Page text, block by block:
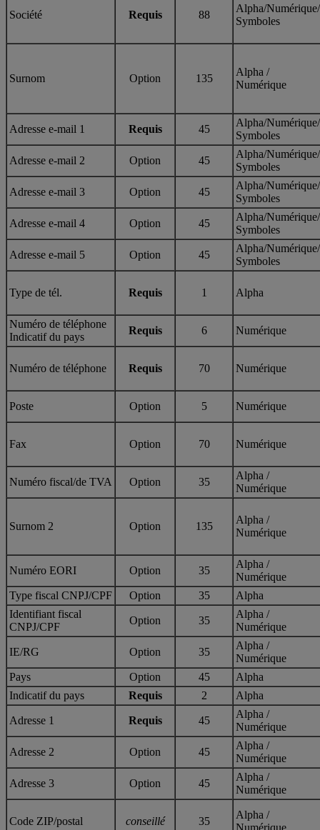
Société Requis 88
Alpha/Numérique/
Symboles
Surnom Option 135
Alpha /
Numérique
Adresse e-mail 1 Requis 45
Alpha/Numérique/
Symboles
Adresse e-mail 2 Option 45
Alpha/Numérique/
Symboles
Adresse e-mail 3 Option 45
Alpha/Numérique/
Symboles
Adresse e-mail 4 Option 45
Alpha/Numérique/
Symboles
Adresse e-mail 5 Option 45
Alpha/Numérique/
Symboles
Type de tél. Requis 1 Alpha
Numéro de téléphone
Indicatif du pays
Requis 6 Numérique
Numéro de téléphone Requis 70 Numérique
Poste Option 5 Numérique
Fax Option 70 Numérique
Numéro fiscal/de TVA Option 35
Alpha /
Numérique
Surnom 2 Option 135
Alpha /
Numérique
Numéro EORI Option 35
Alpha /
Numérique
Type fiscal CNPJ/CPF
Option 35
Alpha
Identifiant fiscal
CNPJ/CPF
Option 35
Alpha /
Numérique
IE/RG Option 35
Alpha /
Numérique
Pays
Option 45
Alpha
Indicatif du pays
Requis 2 Alpha
Adresse 1 Requis 45
Alpha /
Numérique
Adresse 2 Option 45
Alpha /
Numérique
Adresse 3 Option 45
Alpha /
Numérique
Code ZIP/postal conseillé 35
Alpha /
Numérique